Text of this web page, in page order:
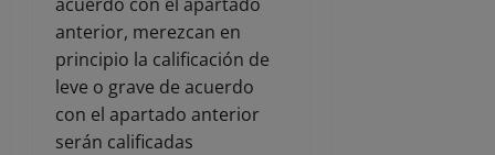
anterior, merezcan en
principio la calificación de
leve o grave de acuerdo
con el apartado anterior
serán calificadas